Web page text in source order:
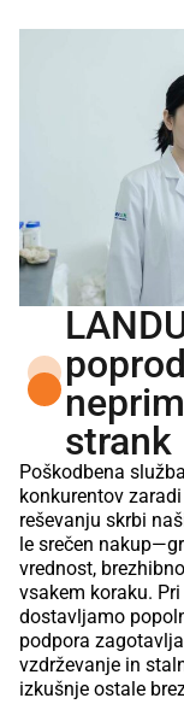
strank
Poškodbena
konkurentov
reševanju skrbi
le srečen
vrednost,
vsakem koraku.
dostavljamo
podpora
vzdrževanje in
izkušnje ostale